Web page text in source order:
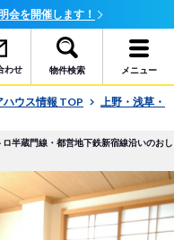
サポート随時受付中
わせ 物件検索 メニュー
ハウス情報 TOP
上野・浅草・
半蔵門線・都営地下鉄新宿線沿いのお